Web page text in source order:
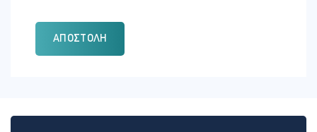
Πέμπτη - 10 Απρ 2025
ΤΟΠΟΘΕΣΊΑ:
ΑΠΟΣΤΟΛΉ